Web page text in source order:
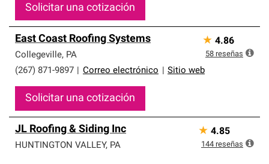
Solicitar una cotización
East Coast Roofing Systems
Collegeville, PA
(267) 871-9897
Correo electrónico Sitio web
Solicitar una cotización
★ 4.86
58 reseñas
JL Roofing & Siding Inc
HUNTINGTON VALLEY, PA
★ 4.85
144 reseñas